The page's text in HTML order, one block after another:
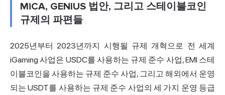
MiCA, GENIUS 법안, 그리고 스테이블코인
규제의 파편들
2025년부터 2023년까지 시행될 규제 개혁으로 전 세계
iGaming 사업은 USDC를 사용하는 규제 준수 사업, EMI 스테
이블코인을 사용하는 규제 준수 사업, 그리고 해외에서 운영
되는 USDT를 사용하는 규제 준수 사업의 세 가지 운영 등급